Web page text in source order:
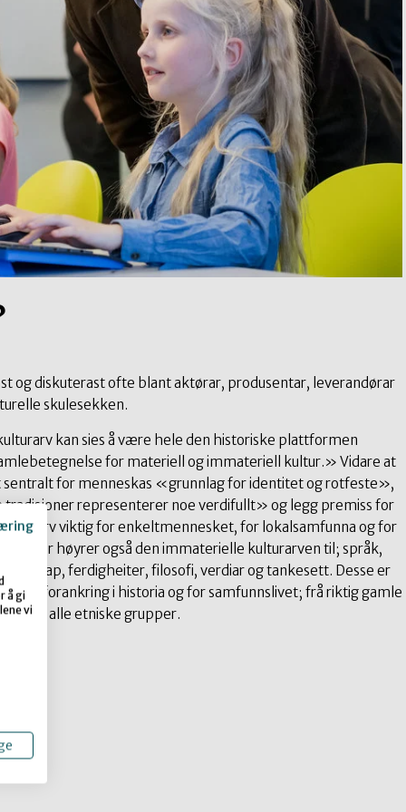
og diskuterast ofte blant aktørar, produsentar, leverandørar
skulesekken.
kan sies å være hele den historiske plattformen
for materiell og immateriell kultur.» Vidare at
sentralt for menneskas «grunnlag for identitet og rotfeste»,
tradisjoner representerer noe verdifullt» og legg premiss for
viktig for enkeltmennesket, for lokalsamfunna og for
Her høyrer også den immaterielle kulturarven til; språk,
ferdigheiter, filosofi, verdiar og tankesett. Desse er
forankring i historia og for samfunnslivet; frå riktig gamle
og frå alle etniske grupper.
å gi
vi